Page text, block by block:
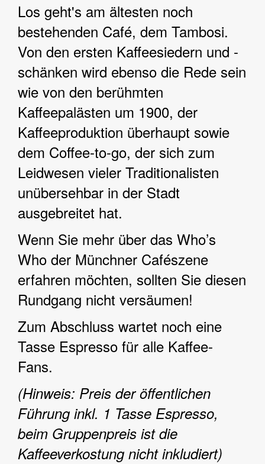
Los geht's am ältesten noch
bestehenden Café, dem Tambosi.
Von den ersten Kaffeesiedern und -
schänken wird ebenso die Rede sein
wie von den berühmten
Kaffeepalästen um 1900, der
Kaffeeproduktion überhaupt sowie
dem Coffee-to-go, der sich zum
Leidwesen vieler Traditionalisten
unübersehbar in der Stadt
ausgebreitet hat.
Wenn Sie mehr über das Who’s
Who der Münchner Cafészene
erfahren möchten, sollten Sie diesen
Rundgang nicht versäumen!
Zum Abschluss wartet noch eine
Tasse Espresso für alle Kaffee-
Fans.
(Hinweis: Preis der öffentlichen
Führung inkl. 1 Tasse Espresso,
beim Gruppenpreis ist die
Kaffeeverkostung nicht inkludiert)